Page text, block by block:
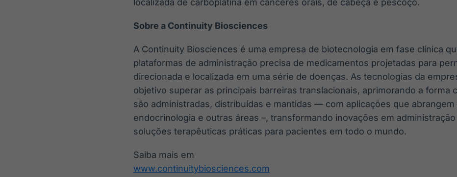
localizada de carboplatina em cânceres orais, de cabeça e pescoço.
Sobre a Continuity Biosciences
A Continuity Biosciences é uma empresa de biotecnologia em fase clínica
plataformas de administração precisa de medicamentos projetadas para
direcionada e localizada em uma série de doenças. As tecnologias da
objetivo superar as principais barreiras translacionais, aprimorando a forma
são administradas, distribuídas e mantidas — com aplicações que abrangem
endocrinologia e outras áreas –, transformando inovações em
soluções terapêuticas práticas para pacientes em todo o mundo.
Saiba mais em
www.continuitybiosciences.com